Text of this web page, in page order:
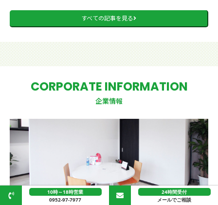
すべての記事を見る
CORPORATE INFORMATION
企業情報
10時～18時営業
0952-97-7977
24時間受付
メールでご相談